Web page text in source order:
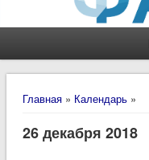
Вы здесь
Главная» Календарь»
26 декабря 2018